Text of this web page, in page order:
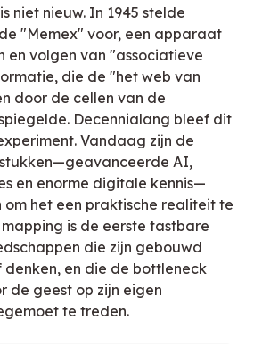
niet nieuw. In 1945 stelde
"Memex" voor, een apparaat
en volgen van "associatieve
die de "het web van
door de cellen van de
Decennialang bleef dit
Vandaag zijn de
AI,
en enorme digitale kennis—
om het een praktische realiteit te
is de eerste tastbare
die zijn gebouwd
en die de bottleneck
de geest op zijn eigen
te treden.